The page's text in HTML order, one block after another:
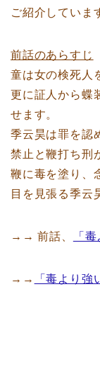
ご紹介していま
前話のあらすじ
童は女の検死人
更に証人から蝶
せます。
季云昊は罪を認
禁止と鞭打ち刑
鞭に毒を塗り、
目を見張る季云
→→ 前話、 「
→→ 「毒より